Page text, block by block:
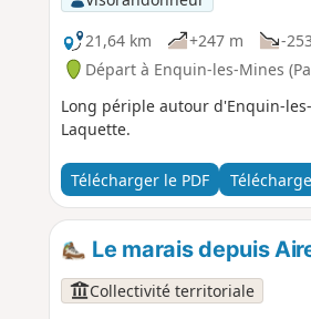
21,64 km
+247 m -
Départ à Enquin-les-Mines
Long périple autour d'Enquin-
Laquette.
Télécharger le PDF
Le marais depuis
Collectivité territoriale